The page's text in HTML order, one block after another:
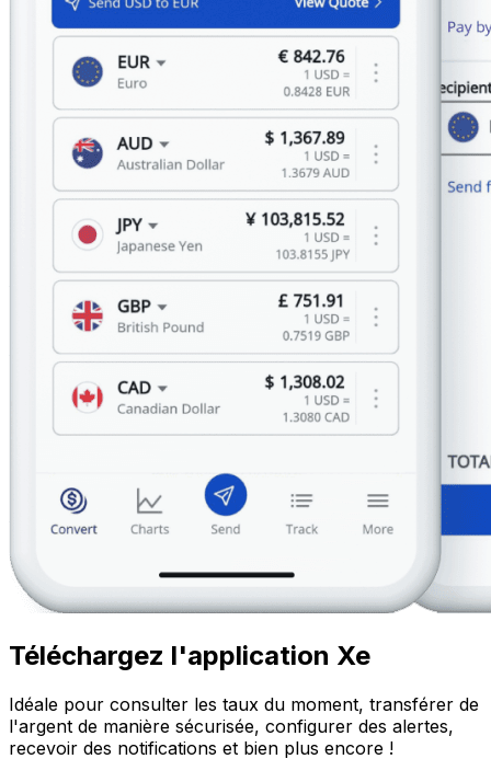
Téléchargez l'application Xe
Idéale pour consulter les taux du moment, transférer de
l'argent de manière sécurisée, configurer des alertes,
recevoir des notifications et bien plus encore !